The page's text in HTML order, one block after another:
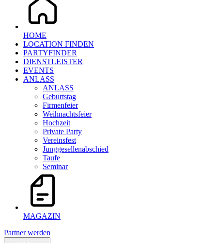
HOME
LOCATION FINDEN
PARTYFINDER
DIENSTLEISTER
EVENTS
ANLASS
ANLASS
Geburtstag
Firmenfeier
Weihnachtsfeier
Hochzeit
Private Party
Vereinsfest
Junggesellenabschied
Taufe
Seminar
MAGAZIN
Partner werden